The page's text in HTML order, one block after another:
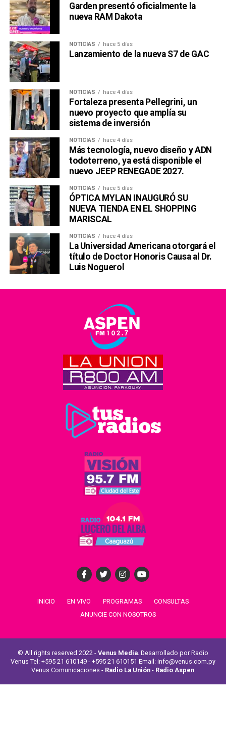
Garden presentó oficialmente la
nueva RAM Dakota
NOTICIAS hace 5 días
Lanzamiento de la nueva S7 de GAC
NOTICIAS hace 4 días
Fortaleza presenta Pellegrini, un
nuevo proyecto que amplía su
sistema de inversión
NOTICIAS hace 4 días
Más tecnología, nuevo diseño y ADN
todoterreno, ya está disponible el
nuevo JEEP RENEGADE 2027.
NOTICIAS hace 5 días
ÓPTICA MYLAN INAUGURÓ SU
NUEVA TIENDA EN EL SHOPPING
MARISCAL
NOTICIAS hace 4 días
La Universidad Americana otorgará el
título de Doctor Honoris Causa al Dr.
Luis Noguerol
INICIO EN VIVO PROGRAMAS
CONSULTAS
ANUNCIE CON NOSOTROS
© All rights reserved 2022 - Venus Media. Desarrollado por Radio
Venus Tel: +595 21 610149 - +595 21 610151 Email: info@venus.com.py
Venus Comunicaciones - Radio La Unión - Radio Aspen